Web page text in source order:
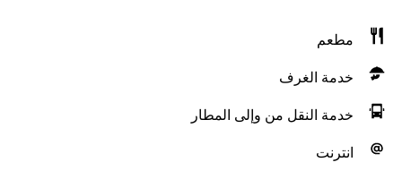
مطعم
خدمة الغرف
خدمة النقل من وإلى المطار
انترنت